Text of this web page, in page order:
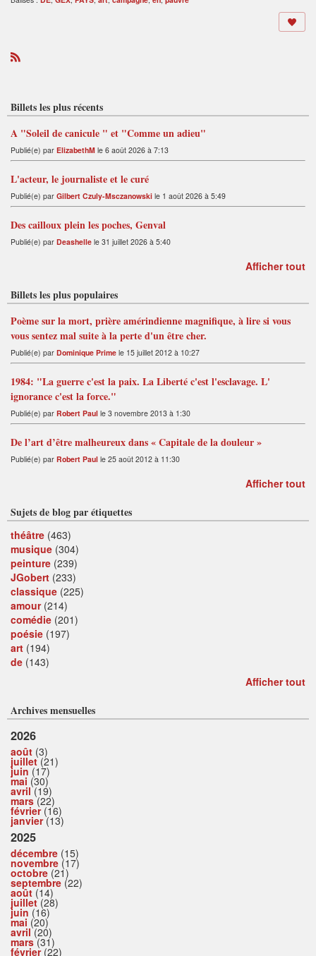
R
Billets les plus récents
A "Soleil de canicule " et "Comme un adieu"
Publié(e) par ElizabethM le 6 août 2026 à 7:13
L'acteur, le journaliste et le curé
Publié(e) par Gilbert Czuly-Msczanowski le 1 août 2026 à 5:49
Des cailloux plein les poches, Genval
Publié(e) par Deashelle le 31 juillet 2026 à 5:40
Afficher tout
Billets les plus populaires
Poème sur la mort, prière amérindienne magnifique, à lire si vous
vous sentez mal suite à la perte d'un être cher.
Publié(e) par Dominique Prime le 15 juillet 2012 à 10:27
1984: "La guerre c'est la paix. La Liberté c'est l'esclavage. L'
ignorance c'est la force."
Publié(e) par Robert Paul le 3 novembre 2013 à 1:30
De l’art d’être malheureux dans « Capitale de la douleur »
Publié(e) par Robert Paul le 25 août 2012 à 11:30
Afficher tout
Sujets de blog par étiquettes
théâtre (463)
musique (304)
peinture (239)
JGobert (233)
classique (225)
amour(214)
comédie (201)
poésie (197)
art (194)
de (143)
Afficher tout
Archives mensuelles
2026
août (3)
juillet(21)
juin (17)
mai (30)
avril(19)
mars(22)
février(16)
janvier(13)
2025
décembre (15)
novembre (17)
octobre (21)
septembre (22)
août (14)
juillet(28)
juin (16)
mai (20)
avril(20)
mars(31)
février(22)